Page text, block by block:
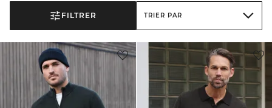
FILTRER TRIER PAR